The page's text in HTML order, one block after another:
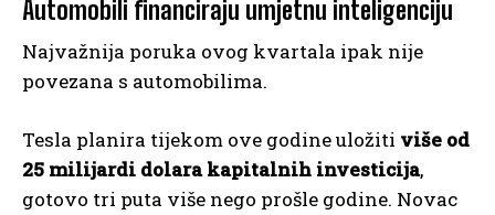
Automobili financiraju umjetnu inteligenciju
Najvažnija poruka ovog kvartala ipak nije
povezana s automobilima.
Tesla planira tijekom ove godine uložiti više od
25 milijardi dolara kapitalnih investicija,
gotovo tri puta više nego prošle godine. Novac